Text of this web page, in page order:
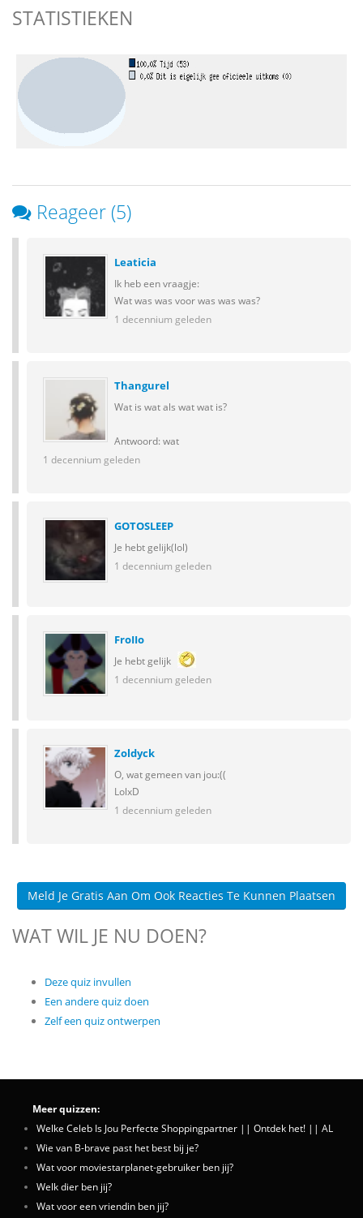
STATISTIEKEN
Reageer (5)
Leaticia
Ik heb een vraagje:
Wat was was voor was was was?
1 decennium geleden
Thangurel
Wat is wat als wat wat is?
Antwoord: wat
1 decennium geleden
GOTOSLEEP
Je hebt gelijk(lol)
1 decennium geleden
FroIIo
Je hebt gelijk
1 decennium geleden
Zoldyck
O, wat gemeen van jou:((
LolxD
1 decennium geleden
Meld Je Gratis Aan Om Ook Reacties Te Kunnen Plaatsen
WAT WIL JE NU DOEN?
Deze quiz invullen
Een andere quiz doen
Zelf een quiz ontwerpen
Meer quizzen:
Welke Celeb Is Jou Perfecte Shoppingpartner || Ontdek het! || AL
Wie van B-brave past het best bij je?
Wat voor moviestarplanet-gebruiker ben jij?
Welk dier ben jij?
Wat voor een vriendin ben jij?